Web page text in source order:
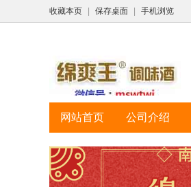
收藏本页 保存桌面 手机浏览
网站首页 公司介绍